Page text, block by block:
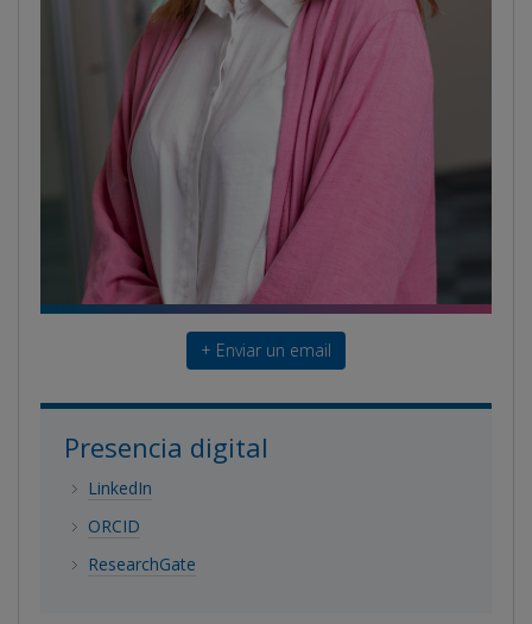
+ Enviar un email
Presencia digital
LinkedIn
ORCID
ResearchGate